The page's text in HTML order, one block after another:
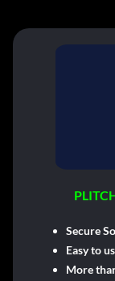
Secure
Easy to
More